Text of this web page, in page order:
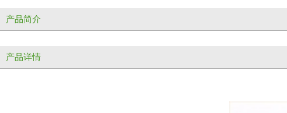
产品简介
产品详情